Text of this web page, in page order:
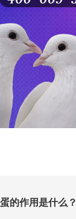
的作用是什么？